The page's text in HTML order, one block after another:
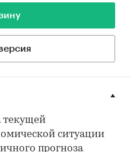
текущей
ситуации
прогноза